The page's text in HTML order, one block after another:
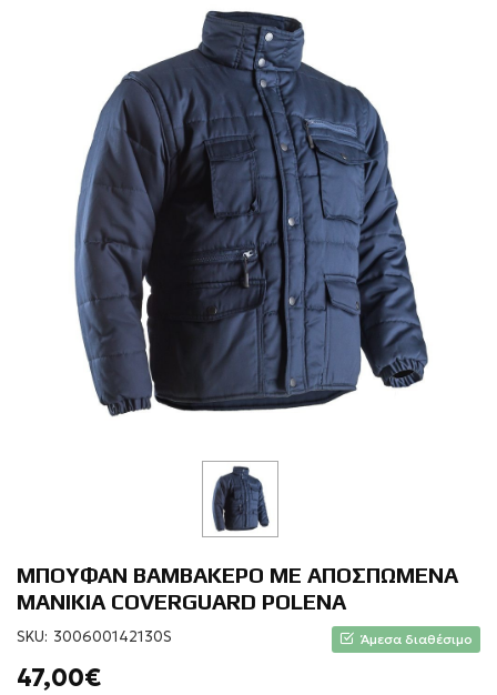
ΜΠΟΥΦΑΝ ΒΑΜΒΑΚΕΡΟ ΜΕ ΑΠΟΣΠΩΜΕΝΑ
ΜΑΝΙΚΙΑ COVERGUARD POLENA
SKU: 300600142130S Άμεσα διαθέσιμο
47,00€